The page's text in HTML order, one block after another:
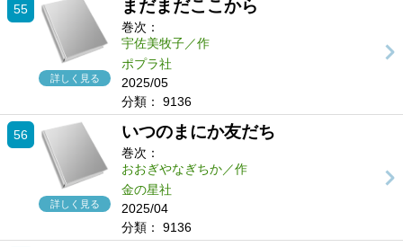
55
詳しく見る
まだまだここから
巻次：
宇佐美牧子／作
ポプラ社
2025/05
分類：
9136
56
詳しく見る
いつのまにか友だち
巻次：
おおぎやなぎちか／作
金の星社
2025/04
分類：
9136